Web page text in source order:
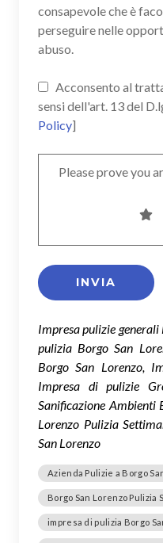
consapevole che è
perseguire nelle
abuso.
Acconsento al
sensi dell'art. 13 del
Policy]
Please prove you
Impresa pulizie
pulizia Borgo San
Borgo San Lorenzo,
Impresa di pulizie
Sanificazione Ambienti
Lorenzo Pulizia
San Lorenzo
Azienda Pulizie a Borgo
Borgo San Lorenzo Pulizia
impresa di pulizia Borgo